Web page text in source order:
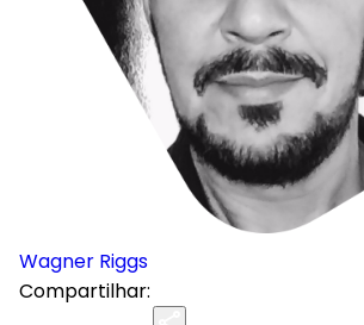
Wagner Riggs
Compartilhar: